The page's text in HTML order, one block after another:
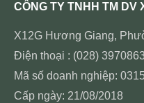
CÔNG TY TNHH TM DV
X12G Hương Giang,
Điện thoại : (028)
Mã số doanh nghiệp:
Cấp ngày: 21/08/2018